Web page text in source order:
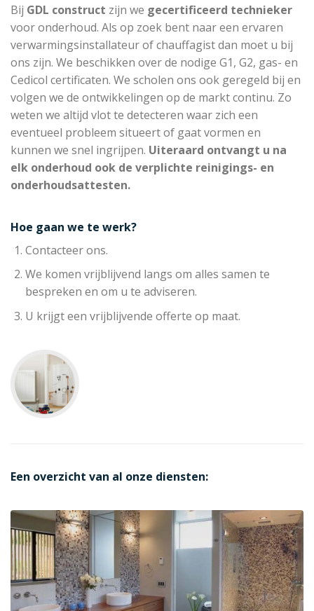
Bij GDL construct zijn we gecertificeerd technieker
voor onderhoud. Als op zoek bent naar een ervaren
verwarmingsinstallateur of chauffagist dan moet u bij
ons zijn. We beschikken over de nodige G1, G2, gas- en
Cedicol certificaten. We scholen ons ook geregeld bij en
volgen we de ontwikkelingen op de markt continu. Zo
weten we altijd vlot te detecteren waar zich een
eventueel probleem situeert of gaat vormen en
kunnen we snel ingrijpen. Uiteraard ontvangt u na
elk onderhoud ook de verplichte reinigings- en
onderhoudsattesten.
Hoe gaan we te werk?
Contacteer ons.
We komen vrijblijvend langs om alles samen te
bespreken en om u te adviseren.
U krijgt een vrijblijvende offerte op maat.
Een overzicht van al onze diensten: